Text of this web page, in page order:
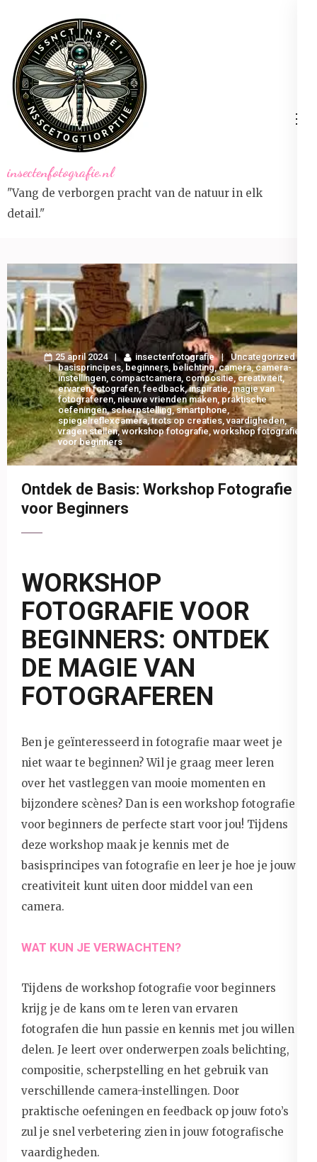
inhoud
(druk
op
Enter)
insectenfotografie.nl
"Vang de verborgen pracht van de natuur in elk
detail."
25 april 2024 insectenfotografie
Uncategorized
basisprincipes beginners belichting,camera,camera-
instellingen compactcamera ,compositie,creativiteit,
ervaren fotografen feedback,inspiratie ,magie van
fotograferen nieuwe vrienden maken praktische
oefeningen,scherpstelling,smartphone
spiegelreflexcamera,trots op creaties ,vaardigheden,
vragen stellen,workshop fotografie workshop fotografie
voor beginners
Ontdek de Basis: Workshop Fotografie
voor Beginners
WORKSHOP
FOTOGRAFIE VOOR
BEGINNERS: ONTDEK
DE MAGIE VAN
FOTOGRAFEREN
Ben je geïnteresseerd in fotografie maar weet je
niet waar te beginnen? Wil je graag meer leren
over het vastleggen van mooie momenten en
bijzondere scènes? Dan is een workshop fotografie
voor beginners de perfecte start voor jou! Tijdens
deze workshop maak je kennis met de
basisprincipes van fotografie en leer je hoe je jouw
creativiteit kunt uiten door middel van een
camera.
WAT KUN JE VERWACHTEN?
Tijdens de workshop fotografie voor beginners
krijg je de kans om te leren van ervaren
fotografen die hun passie en kennis met jou willen
delen. Je leert over onderwerpen zoals belichting,
compositie, scherpstelling en het gebruik van
verschillende camera-instellingen. Door
praktische oefeningen en feedback op jouw foto’s
zul je snel verbetering zien in jouw fotografische
vaardigheden.